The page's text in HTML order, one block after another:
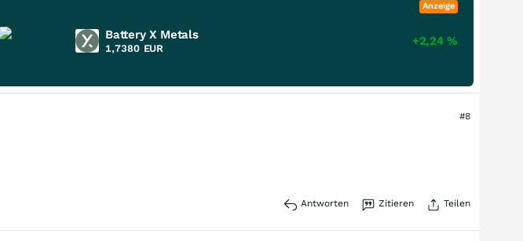
Anzeige
Battery X Metals
1,7380 EUR
+2,24%
#8
Antworten Zitieren Teilen